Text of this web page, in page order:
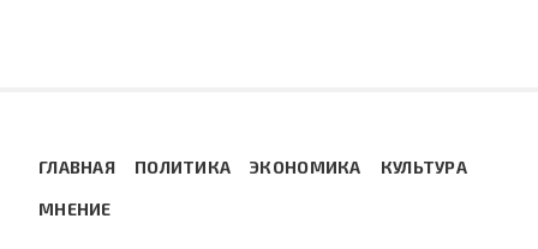
ГЛАВНАЯ ПОЛИТИКА ЭКОНОМИКА КУЛЬТУРА
МНЕНИЕ